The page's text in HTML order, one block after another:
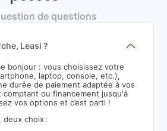
de questions
Leasi ?
bonjour : vous choisissez votre
laptop, console, etc.),
durée de paiement adaptée à vos
comptant ou financement jusqu'à
vos options et c’est parti !
choix :